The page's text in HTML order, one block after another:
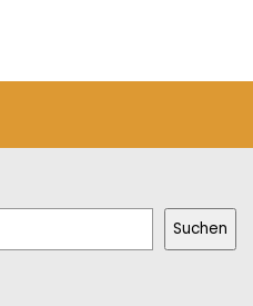
Suchen